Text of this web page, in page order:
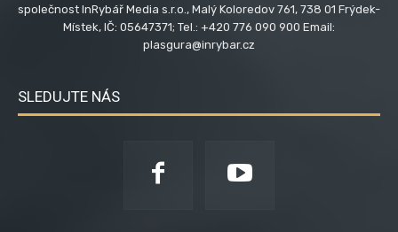
společnost InRybář Media s.r.o., Malý Koloredov 761, 738 01 Frýdek-
Místek, IČ: 05647371; Tel.: +420 776 090 900 Email:
plasgura@inrybar.cz
SLEDUJTE NÁS